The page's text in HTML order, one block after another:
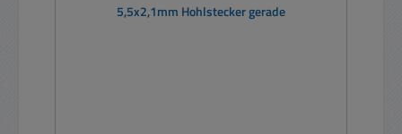
5,5x2,1mm Hohlstecker gerade